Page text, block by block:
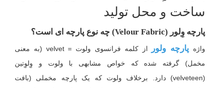
ساخت و محل تولید
پارچه وِلور (Velour Fabric) چه نوع پارچه ای است؟
واژه پارچه ولور
از کلمه فرانسوی ولوت = velvet (به معنی
مخمل) گرفته شده که خواص مشابهی با ولوت و وِلوِتین
(velveteen) دارد. برخلاف ولوت که یک پارچه مخملی (بافت